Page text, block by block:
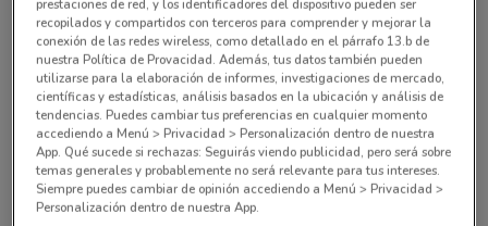
Georgia 53 Miguel Hidalgo
593 m
Av. Dakota 95 Altadena Miguel Hidalgo
817 m
Blvd. Xola, 407 Miguel Hidalgo
prestaciones de red, y los identificadores del dispositivo pueden ser
recopilados y compartidos con terceros para comprender y mejorar la
conexión de las redes wireless, como detallado en el párrafo 13.b de
nuestra Política de Provacidad. Además, tus datos también pueden
utilizarse para la elaboración de informes, investigaciones de mercado,
científicas y estadísticas, análisis basados en la ubicación y análisis de
tendencias. Puedes cambiar tus preferencias en cualquier momento
accediendo a Menú > Privacidad > Personalización dentro de nuestra
App. Qué sucede si rechazas: Seguirás viendo publicidad, pero será sobre
temas generales y probablemente no será relevante para tus intereses.
Siempre puedes cambiar de opinión accediendo a Menú > Privacidad >
Personalización dentro de nuestra App.